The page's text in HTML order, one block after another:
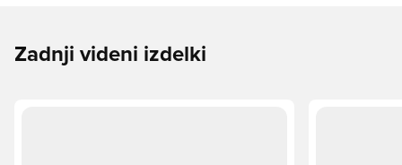
Zadnji videni izdelki